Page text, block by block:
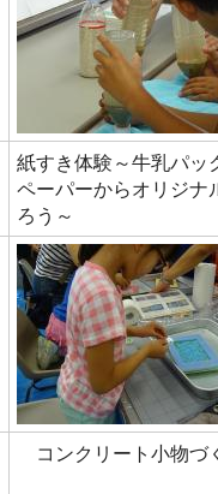
紙すき体験～牛乳パッ
ペーパーからオリジナ
ろう～
コンクリート小物づ